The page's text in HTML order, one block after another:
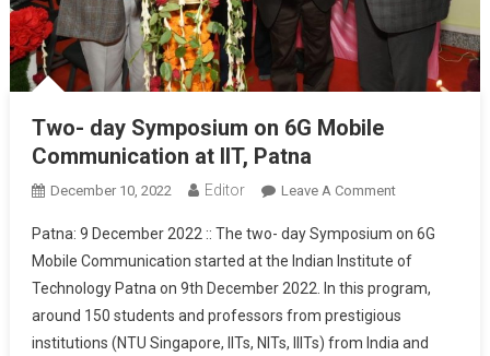
Two- day Symposium on 6G Mobile
Communication at IIT, Patna
December 10, 2022 Editor Leave A CommentOn Two- Day
6G Mobile
At IIT, Patna
Patna: 9 December 2022 :: The two- day Symposium on 6G
Mobile Communication started at the Indian Institute of
Technology Patna on 9th December 2022. In this program,
around 150 students and professors from prestigious
institutions (NTU Singapore, IITs, NITs, IIITs) from India and